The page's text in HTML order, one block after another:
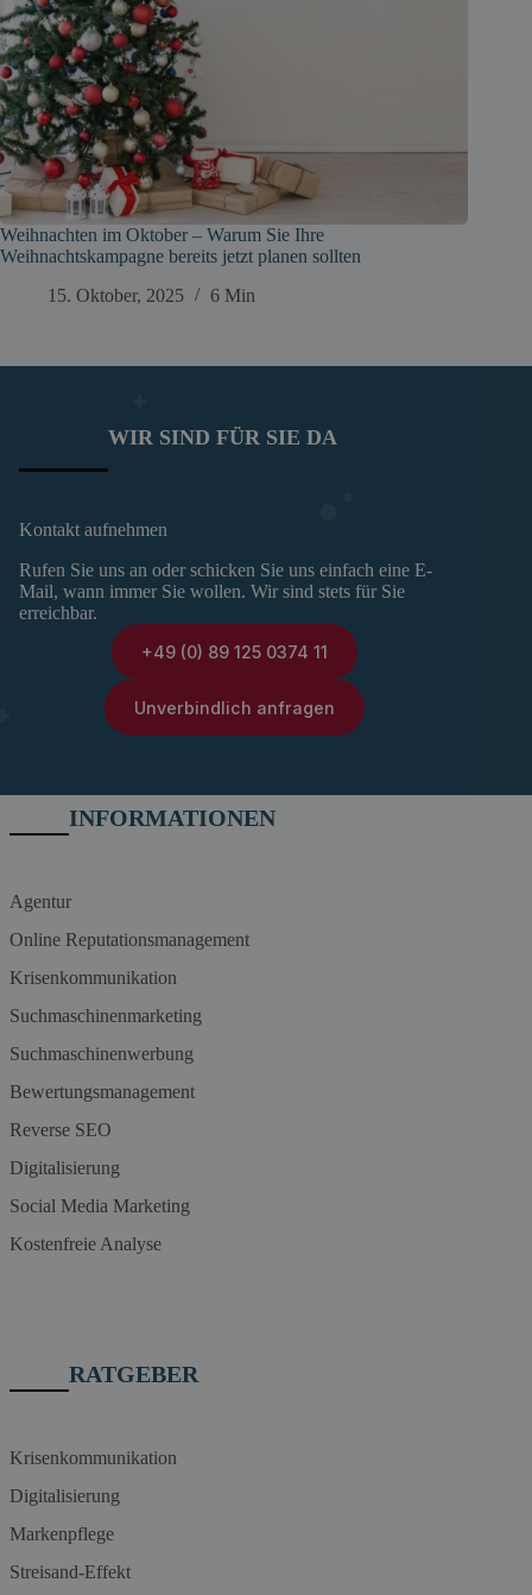
Weihnachten im Oktober – Warum Sie Ihre
Weihnachtskampagne bereits jetzt planen sollten
15. Oktober, 2025
6 Min
WIR SIND FÜR SIE DA
Kontakt aufnehmen
Rufen Sie uns an oder schicken Sie uns einfach eine E-
Mail, wann immer Sie wollen. Wir sind stets für Sie
erreichbar.
+49 (0) 89 125 0374 11
Unverbindlich anfragen
INFORMATIONEN
Agentur
Online Reputationsmanagement
Krisenkommunikation
Suchmaschinenmarketing
Suchmaschinenwerbung
Bewertungsmanagement
Reverse SEO
Digitalisierung
Social Media Marketing
Kostenfreie Analyse
RATGEBER
Krisenkommunikation
Digitalisierung
Markenpflege
Streisand-Effekt